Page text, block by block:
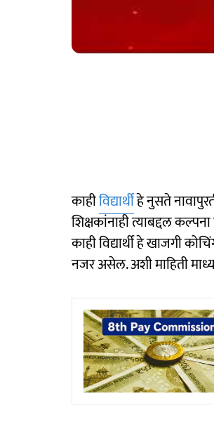
काहीविद्यार्थीहे नुसते
शिक्षकांनाही त्याबद्दल
काही विद्यार्थी हे खाजगी
नजर असेल. अशी माहिती